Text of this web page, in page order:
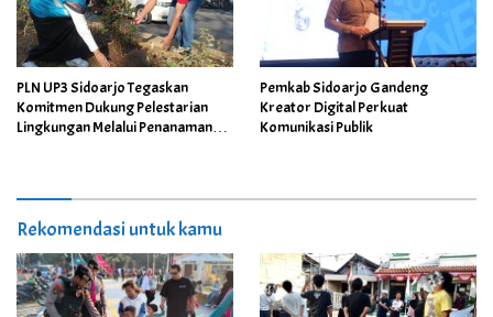
PLN UP3 Sidoarjo Tegaskan
Komitmen Dukung Pelestarian
Lingkungan Melalui Penanaman
Pemkab Sidoarjo Gandeng
Kreator Digital Perkuat
Komunikasi Publik
Rekomendasi untuk kamu